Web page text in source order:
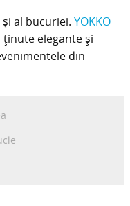
al bucuriei. YOKKO
elegante și
din